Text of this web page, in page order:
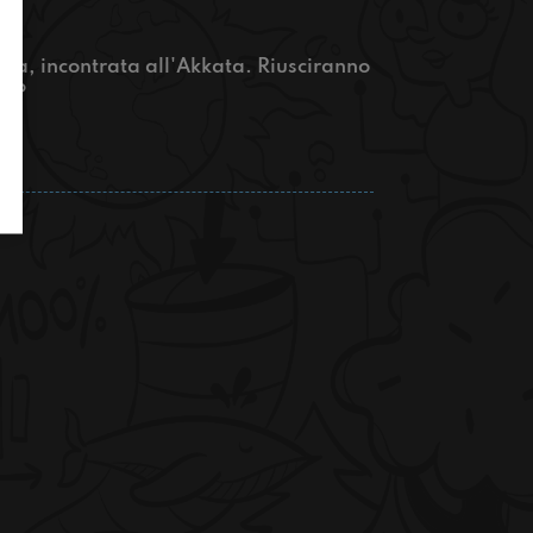
incontrata all'Akkata. Riusciranno